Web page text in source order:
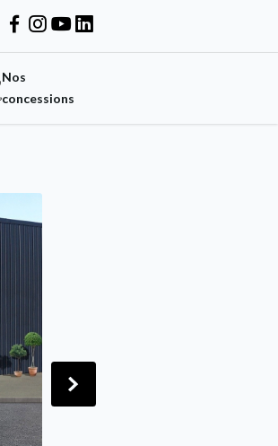
Nos
concessions